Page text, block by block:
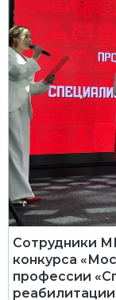
Сотрудники
конкурса
профессии